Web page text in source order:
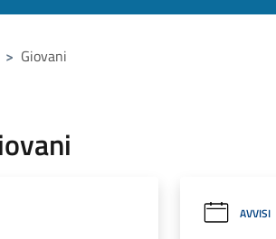
> Giovani
AVVISI